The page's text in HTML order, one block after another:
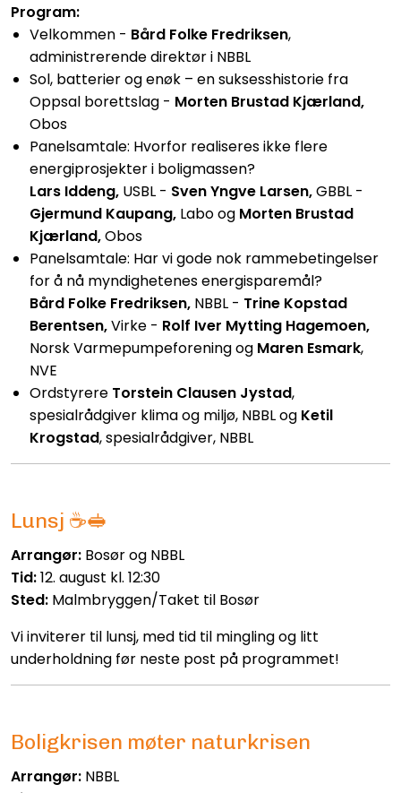
Program:
Velkommen - Bård Folke Fredriksen,
administrerende direktør i NBBL
Sol, batterier og enøk – en suksesshistorie fra
Oppsal borettslag - Morten Brustad Kjærland,
Obos
Panelsamtale: Hvorfor realiseres ikke flere
energiprosjekter i boligmassen?
Lars Iddeng, USBL - Sven Yngve Larsen,GBBL -
Gjermund Kaupang, Labo og Morten Brustad
Kjærland,Obos
Panelsamtale: Har vi gode nok rammebetingelser
for å nå myndighetenes energisparemål?
Bård Folke Fredriksen, NBBL - Trine Kopstad
Berentsen,Virke - Rolf Iver Mytting Hagemoen,
Norsk Varmepumpeforening og Maren Esmark,
NVE
Ordstyrere Torstein Clausen Jystad,
spesialrådgiver klima og miljø, NBBL og Ketil
Krogstad, spesialrådgiver, NBBL
Lunsj ☕🥪
Arrangør: Bosør og NBBL
Tid:12. august kl. 12:30
Sted: Malmbryggen/Taket til Bosør
Vi inviterer til lunsj, med tid til mingling og litt
underholdning før neste post på programmet!
Boligkrisen møter naturkrisen
Arrangør: NBBL